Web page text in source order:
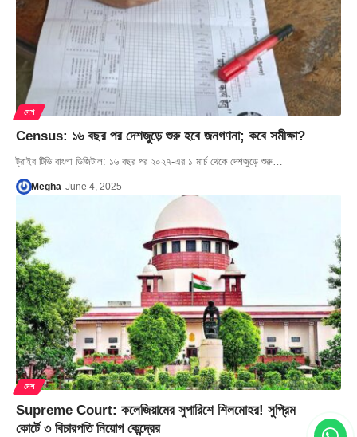
দেশ
Census: ১৬ বছর পর দেশজুড়ে শুরু হবে জনগণনা; কবে সমীক্ষা?
ট্রাইব টিভি বাংলা ডিজিটাল: ১৬ বছর পর ২০২৭-এর ১ মার্চ থেকে দেশজুড়ে শুরু…
Megha June 4, 2025
দেশ
Supreme Court: কলেজিয়ামের সুপারিশে শিলমোহর! সুপ্রিম
কোর্টে ৩ বিচারপতি নিয়োগ কেন্দ্রের